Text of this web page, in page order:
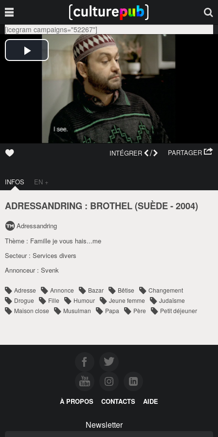
[icegram campaigns="52267"]
PARTAGER
INTÉGRER /
INFOS EN +
ADRESSANDRING : BROTHEL (SUÈDE-2004)
Adressandring
Thème : Famille je vous hais...me
Secteur : Services divers
Annonceur : Svenk
Adresse Annonce Bazar Bêtise
Changement
Drogue
Fille Humour Jeune femme
Judaïsme
Maison close
Musulman Papa Père Petit déjeuner
À PROPOS CONTACTS AIDE
Newsletter